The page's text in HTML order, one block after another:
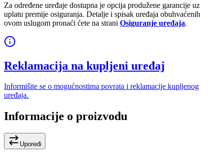
Za određene uređaje dostupna je opcija produžene garancije uz
uplatu premije osiguranja. Detalje i spisak uređaja obuhvaćenih
ovom uslugom pronaći ćete na strani Osiguranje uređaja.
Reklamacija na kupljeni uređaj
Informišite se o mogućnostima povrata i reklamacije kupljenog
uređaja.
Informacije o proizvodu
Uporedi